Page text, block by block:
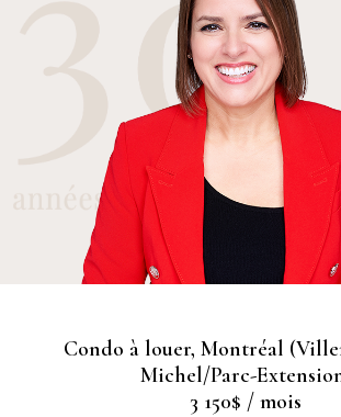
Condo à louer, Montréal
Michel/Parc-
3 150$ / mois